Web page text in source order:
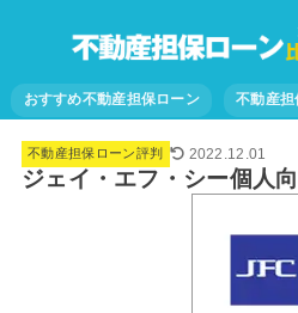
おすすめ不動産担保ローン 不動産担
不動産担保ローン評判 2022.12.01
ジェイ・エフ・シー個人